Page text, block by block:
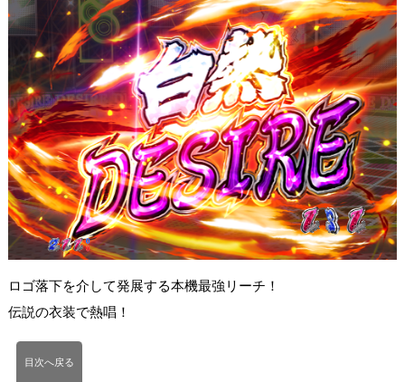
ロゴ落下を介して発展する本機最強リーチ！
伝説の衣装で熱唱！
目次へ戻る